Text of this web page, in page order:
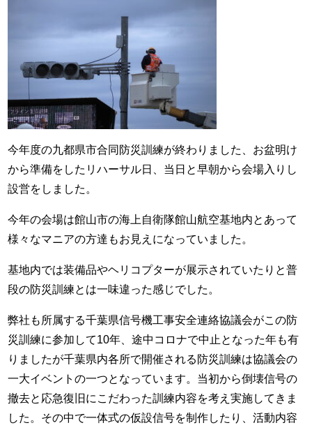
今年度の九都県市合同防災訓練が終わりました、お盆明け
から準備をしたリハーサル日、当日と早朝から会場入りし
設営をしました。
今年の会場は館山市の海上自衛隊館山航空基地内とあって
様々なマニアの方達もお見えになっていました。
基地内では装備品やヘリコプターが展示されていたりと普
段の防災訓練とは一味違った感じでした。
弊社も所属する千葉県信号機工事安全連絡協議会がこの防
災訓練に参加して10年、途中コロナで中止となった年も有
りましたが千葉県内各所で開催される防災訓練は協議会の
一大イベントの一つとなっています。当初から倒壊信号の
撤去と応急復旧にこだわった訓練内容を考え実施してきま
した。その中で一体式の仮設信号を制作したり、活動内容